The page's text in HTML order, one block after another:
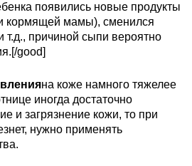
появились новые продукты
кормящей мамы), сменился
т.д., причиной сыпи вероятно
good]
на коже намного тяжелее
иногда достаточно
и загрязнение кожи, то при
нужно применять